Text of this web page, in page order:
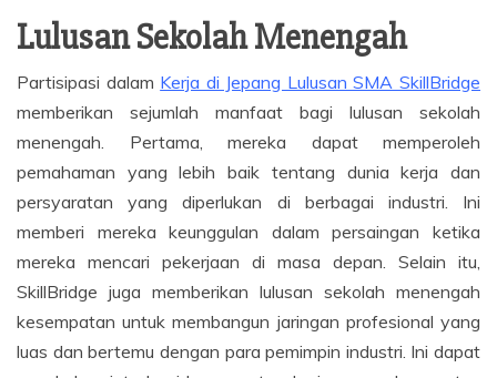
Lulusan Sekolah Menengah
Partisipasi dalam Kerja di Jepang Lulusan SMA SkillBridge
memberikan sejumlah manfaat bagi lulusan sekolah
menengah. Pertama, mereka dapat memperoleh
pemahaman yang lebih baik tentang dunia kerja dan
persyaratan yang diperlukan di berbagai industri. Ini
memberi mereka keunggulan dalam persaingan ketika
mereka mencari pekerjaan di masa depan. Selain itu,
SkillBridge juga memberikan lulusan sekolah menengah
kesempatan untuk membangun jaringan profesional yang
luas dan bertemu dengan para pemimpin industri. Ini dapat